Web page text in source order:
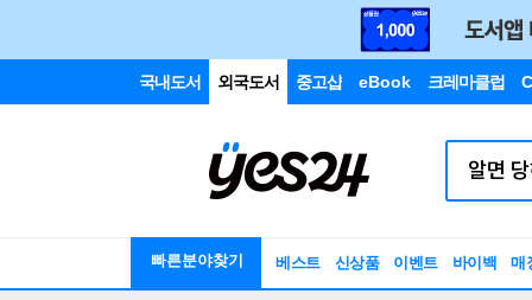
국내도서 외국도서 중고샵 eBook 크레마클럽
빠른분야찾기 베스트 신상품 이벤트 바이백 매